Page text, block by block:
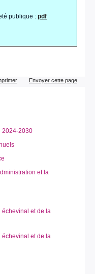
publique : pdf
Envoyer cette page
2024-2030
et la
échevinal et de la
échevinal et de la